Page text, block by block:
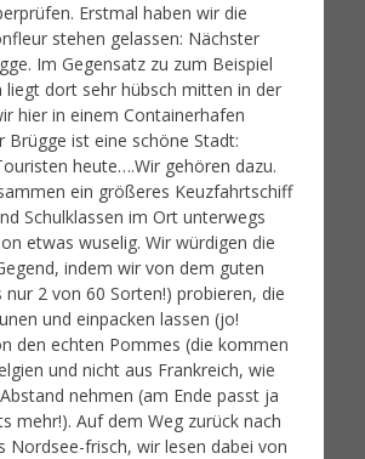
Erstmal haben wir die
stehen gelassen: Nächster
Im Gegensatz zu zum Beispiel
liegt dort sehr hübsch mitten in der
hier in einem Containerhafen
Brügge ist eine schöne Stadt:
heute….Wir gehören dazu.
ein größeres Keuzfahrtschiff
Schulklassen im Ort unterwegs
etwas wuselig. Wir würdigen die
indem wir von dem guten
nur 2 von 60 Sorten!) probieren, die
und einpacken lassen (jo!
den echten Pommes (die kommen
und nicht aus Frankreich, wie
nehmen (am Ende passt ja
mehr!). Auf dem Weg zurück nach
Nordsee-frisch, wir lesen dabei von